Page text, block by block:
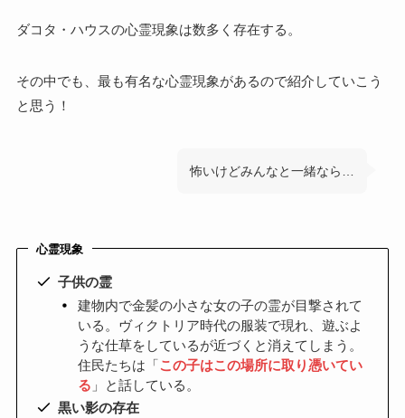
ダコタ・ハウスの心霊現象は数多く存在する。
その中でも、最も有名な心霊現象があるので紹介していこう
と思う！
怖いけどみんなと一緒なら…
心霊現象
子供の霊
建物内で金髪の小さな女の子の霊が目撃されて
いる。ヴィクトリア時代の服装で現れ、遊ぶよ
うな仕草をしているが近づくと消えてしまう。
住民たちは「この子はこの場所に取り憑いてい
る 」と話している。
黒い影の存在